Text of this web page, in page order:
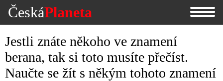
ČeskáPlaneta
Jestli znáte někoho ve znamení
berana, tak si toto musíte přečíst.
Naučte se žít s někým tohoto znamení